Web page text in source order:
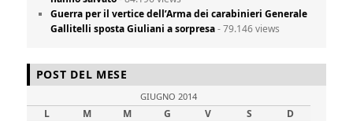
Guerra per il vertice dell’Arma dei carabinieri Generale
Gallitelli sposta Giuliani a sorpresa- 79.146 views
POST DEL MESE
GIUGNO 2014
L M M G V S
D